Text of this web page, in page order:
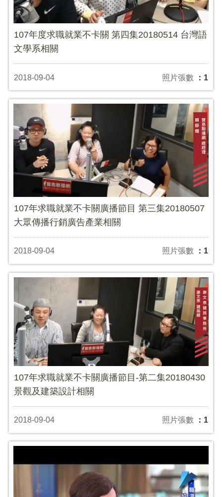
107年度求職就業不卡關 第四集20180514 台灣語
文學系相關
2018-09-04 照片張數 ：1
107年求職就業不卡關廣播節目 第三集20180507
大眾傳播行銷廣告產業相關
2018-09-04 照片張數 ：1
107年求職就業不卡關廣播節目-第二集20180430
景觀及建築設計相關
2018-09-04 照片張數 ：1